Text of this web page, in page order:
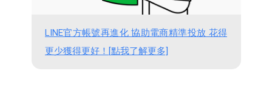
LINE官方帳號再進化 協助電商精準投放 花得
更少獲得更好！[點我了解更多]